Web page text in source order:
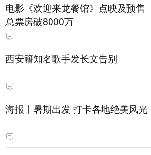
电影《欢迎来龙餐馆》点映及预售
总票房破8000万
西安籍知名歌手发长文告别
海报丨暑期出发 打卡各地绝美风光